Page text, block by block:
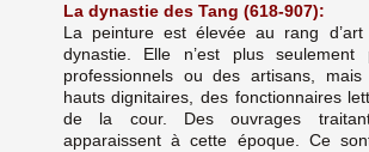
La dynastie des Tang (618-907):
La peinture est élevée au rang
dynastie. Elle n’est plus
professionnels ou des artisans,
hauts dignitaires, des fonctionnaires
de la cour. Des ouvrages
apparaissent à cette époque. Ce